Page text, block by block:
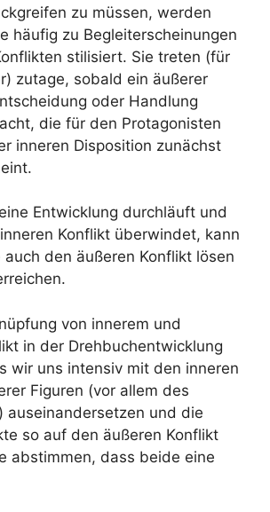
zu müssen, werden
häufig zu Begleiterscheinungen
stilisiert. Sie treten (für
zutage, sobald ein äußerer
oder Handlung
die für den Protagonisten
inneren Disposition zunächst
Entwicklung durchläuft und
Konflikt überwindet, kann
auch den äußeren Konflikt lösen
von innerem und
in der Drehbuchentwicklung
wir uns intensiv mit den inneren
Figuren (vor allem des
auseinandersetzen und die
so auf den äußeren Konflikt
abstimmen, dass beide eine